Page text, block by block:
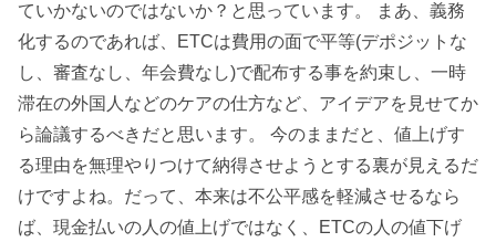
ていかないのではないか？と思っています。 まあ、義務
化するのであれば、ETCは費用の面で平等(デポジットな
し、審査なし、年会費なし)で配布する事を約束し、一時
滞在の外国人などのケアの仕方など、アイデアを見せてか
ら論議するべきだと思います。 今のままだと、値上げす
る理由を無理やりつけて納得させようとする裏が見えるだ
けですよね。だって、本来は不公平感を軽減させるなら
ば、現金払いの人の値上げではなく、ETCの人の値下げ